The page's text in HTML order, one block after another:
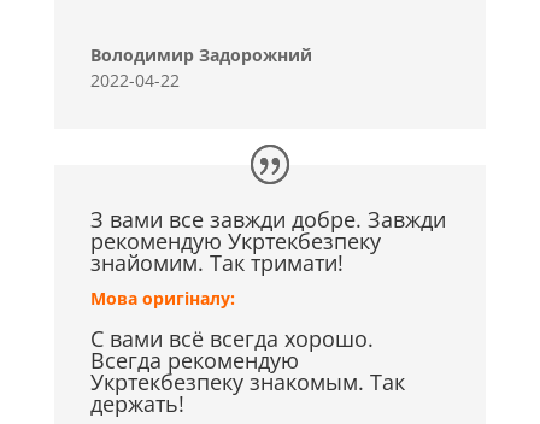
Володимир Задорожний
2022-04-22
З вами все завжди добре. Завжди
рекомендую Укртекбезпеку
знайомим. Так тримати!
Мова оригіналу:
С вами всё всегда хорошо.
Всегда рекомендую
Укртекбезпеку знакомым. Так
держать!